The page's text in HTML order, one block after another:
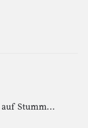
auf Stumm…